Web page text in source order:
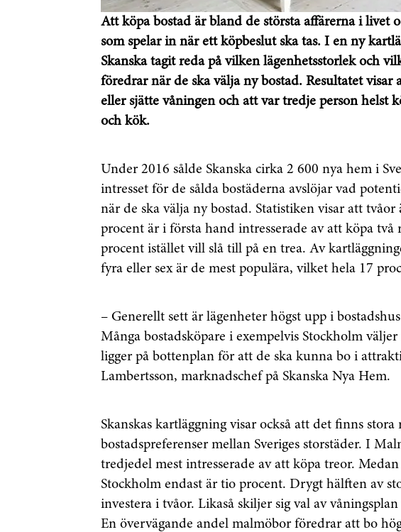
Att köpa bostad är bland de största affärerna i livet
som spelar in när ett köpbeslut ska tas. I en ny
Skanska tagit reda på vilken lägenhetsstorlek och
föredrar när de ska välja ny bostad. Resultatet visar
eller sjätte våningen och att var tredje person helst
och kök.
Under 2016 sålde Skanska cirka 2 600 nya hem i
intresset för de sålda bostäderna avslöjar vad
när de ska välja ny bostad. Statistiken visar att
procent är i första hand intresserade av att köpa
procent istället vill slå till på en trea. Av
fyra eller sex är de mest populära, vilket hela 17
– Generellt sett är lägenheter högst upp i
Många bostadsköpare i exempelvis Stockholm
ligger på bottenplan för att de ska kunna bo i
Lambertsson, marknadschef på Skanska Nya Hem.
Skanskas kartläggning visar också att det finns
bostadspreferenser mellan Sveriges storstäder. I
tredjedel mest intresserade av att köpa treor.
Stockholm endast är tio procent. Drygt hälften av
investera i tvåor. Likaså skiljer sig val av
En övervägande andel malmöbor föredrar att bo
Få den senaste
först
Genom att klicka på "Prenumerera"
sparar och använder dina